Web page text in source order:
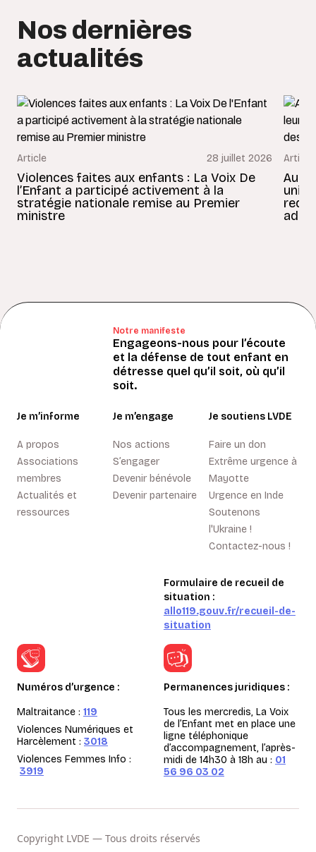
Nos dernières
actualités
Article 28 juillet 2026
Violences faites aux enfants : La Voix De
l’Enfant a participé activement à la
stratégie nationale remise au Premier
ministre
Article
Au
Notre manifeste
Engageons-nous pour l’écoute
et la défense de tout enfant en
détresse quel qu’il soit, où qu’il
soit.
Je m’informe
A propos
Associations
membres
Actualités et
ressources
Je m’engage
Nos actions
S’engager
Devenir bénévole
Devenir partenaire
Je soutiens LVDE
Faire un don
Extrême urgence à
Mayotte
Urgence en Inde
Soutenons
l'Ukraine !
Contactez-nous !
Formulaire de recueil de
situation :
allo119.gouv.fr/recueil-de-
situation
Numéros d’urgence :
Maltraitance : 119
Violences Numériques et
Harcèlement : 3018
Violences Femmes Info :
3919
Permanences juridiques :
Tous les mercredis, La Voix
de l’Enfant met en place une
ligne téléphonique
d’accompagnement, l’après-
midi de 14h30 à 18h au : 01
56 96 03 02
Copyright LVDE — Tous droits réservés